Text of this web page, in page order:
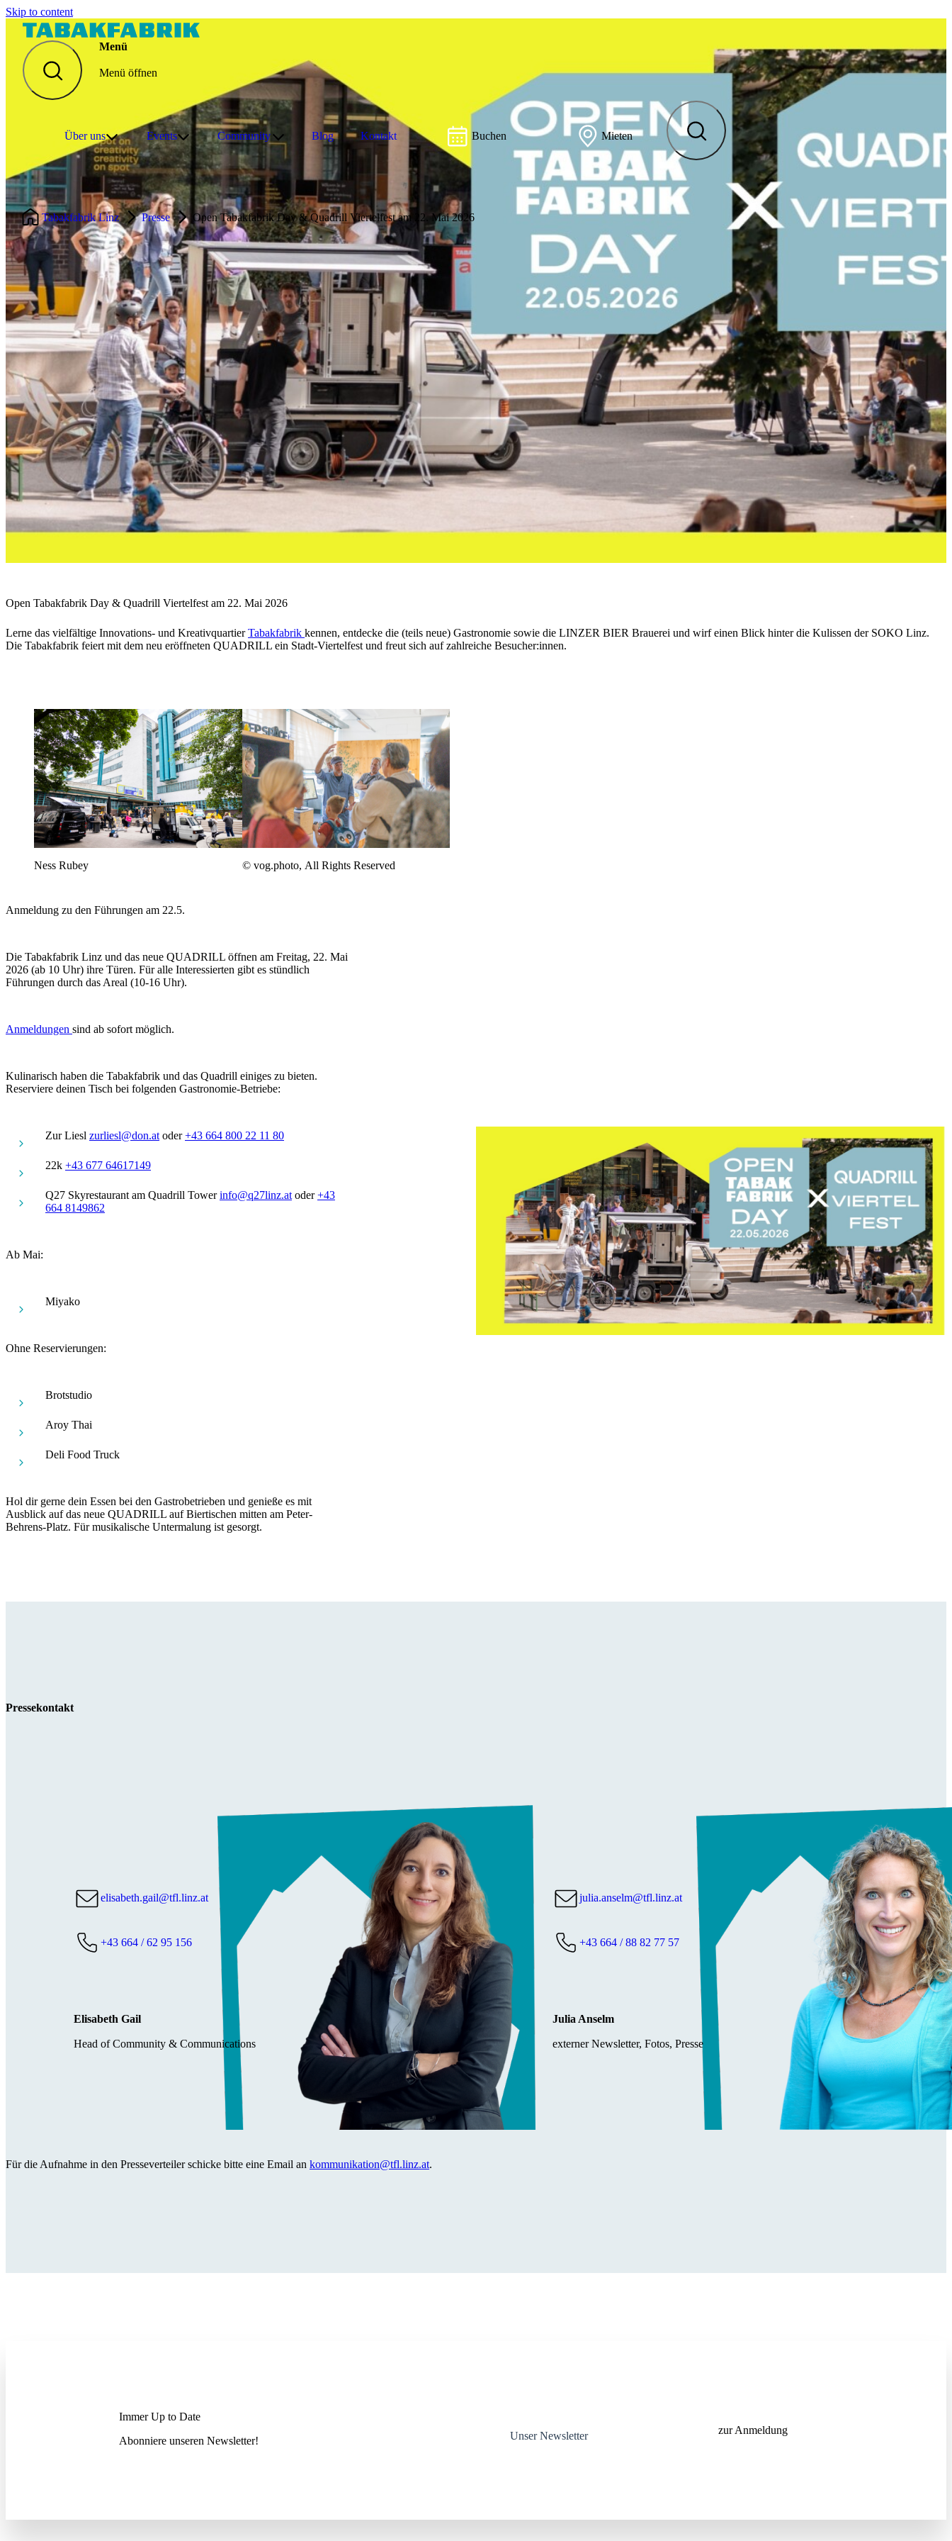
Skip to content
Menü
Menü öffnen
Über uns Events Community Blog Kontakt Buchen Mieten
Tabakfabrik Linz Presse Open Tabakfabrik Day & Quadrill Viertelfest am 22. Mai 2026
Open Tabakfabrik Day & Quadrill Viertelfest am 22. Mai 2026
Lerne das vielfältige Innovations- und KreativquartierTabakfabrik kennen, entdecke die (teils neue) Gastronomie sowie die LINZER BIER Brauerei und wirf einen Blick hinter die Kulissen der SOKO Linz.
Die Tabakfabrik feiert mit dem neu eröffneten QUADRILL ein Stadt-Viertelfest und freut sich auf zahlreiche Besucher:innen.
Ness Rubey © vog.photo, All Rights Reserved
Anmeldung zu den Führungen am 22.5.
Die Tabakfabrik Linz und das neue QUADRILL öffnen am Freitag, 22. Mai
2026 (ab 10 Uhr) ihre Türen. Für alle Interessierten gibt es stündlich
Führungen durch das Areal (10-16 Uhr).
Anmeldungen sind ab sofort möglich.
Kulinarisch haben die Tabakfabrik und das Quadrill einiges zu bieten.
Reserviere deinen Tisch bei folgenden Gastronomie-Betriebe:
Zur Liesl zurliesl@don.at oder+43 664 800 22 11 80
22k +43 677 64617149
Q27 Skyrestaurant am Quadrill Towerinfo@q27linz.at oder+43
664 8149862
Ab Mai:
Miyako
Ohne Reservierungen:
Brotstudio
Aroy Thai
Deli Food Truck
Hol dir gerne dein Essen bei den Gastrobetrieben und genieße es mit
Ausblick auf das neue QUADRILL auf Biertischen mitten am Peter-
Behrens-Platz. Für musikalische Untermalung ist gesorgt.
Pressekontakt
elisabeth.gail@tfl.linz.at
+43 664 / 62 95 156
Elisabeth Gail
Head of Community & Communications
julia.anselm@tfl.linz.at
+43 664 / 88 82 77 57
Julia Anselm
externer Newsletter, Fotos, Presse
Für die Aufnahme in den Presseverteiler schicke bitte eine Email an kommunikation@tfl.linz.at.
Immer Up to Date
Abonniere unseren News­letter!
Unser Newsletter zur Anmeldung